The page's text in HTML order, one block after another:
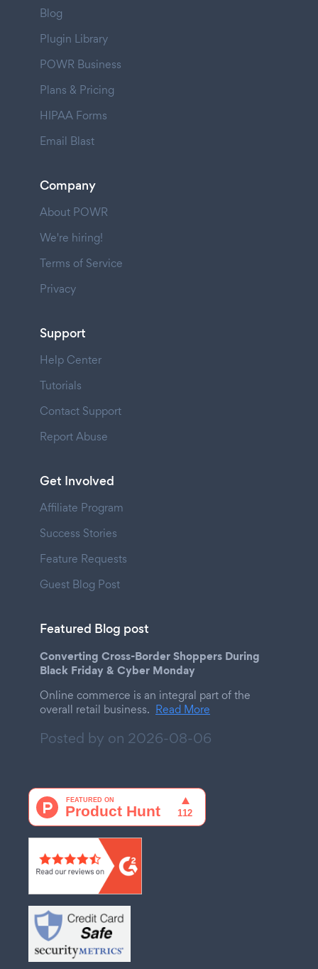
Blog
Plugin Library
POWR Business
Plans & Pricing
HIPAA Forms
Email Blast
Company
About POWR
We're hiring!
Terms of Service
Privacy
Support
Help Center
Tutorials
Contact Support
Report Abuse
Get Involved
Affiliate Program
Success Stories
Feature Requests
Guest Blog Post
Featured Blog post
Converting Cross-Border Shoppers During
Black Friday & Cyber Monday
Online commerce is an integral part of the
overall retail business. Read More
Posted by on 2026-08-06